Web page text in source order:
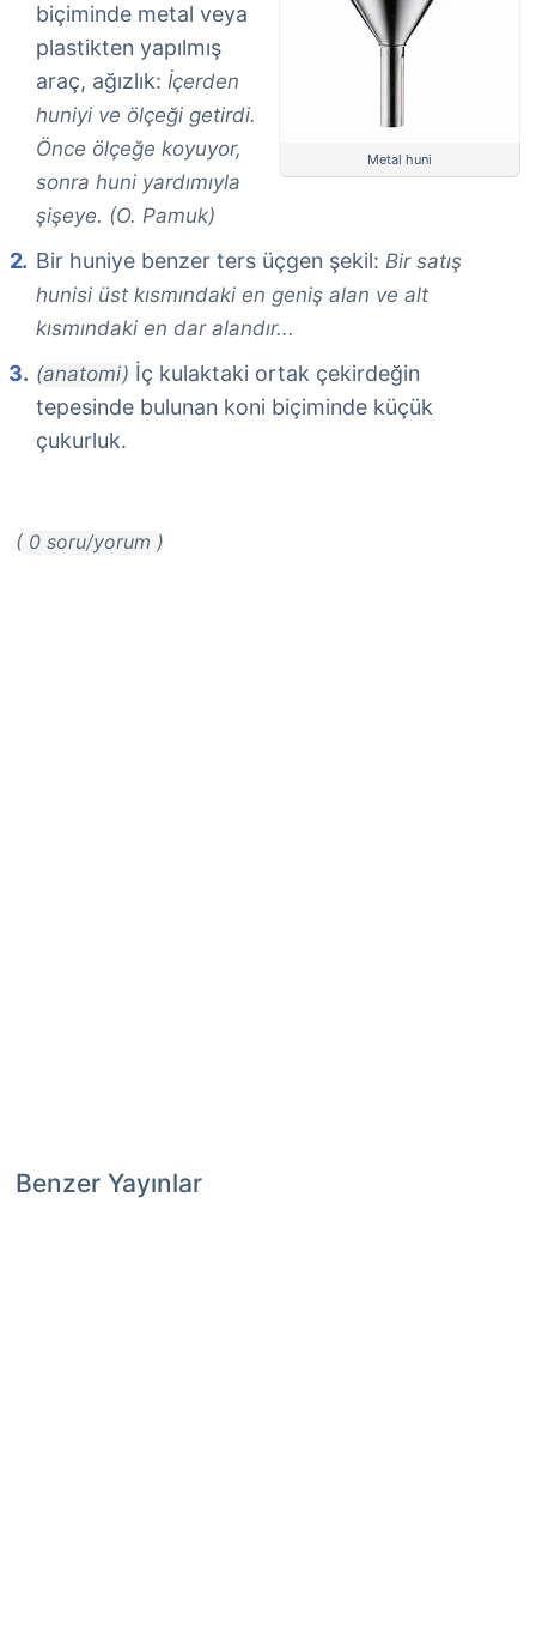
Metal huni
biçiminde metal veya
plastikten yapılmış
araç, ağızlık: İçerden
huniyi ve ölçeği getirdi.
Önce ölçeğe koyuyor,
sonra huni yardımıyla
şişeye. (O. Pamuk)
Bir huniye benzer ters üçgen şekil: Bir satış
hunisi üst kısmındaki en geniş alan ve alt
kısmındaki en dar alandır...
(anatomi) İç kulaktaki ortak çekirdeğin
tepesinde bulunan koni biçiminde küçük
çukurluk.
( 0 soru/yorum )
Benzer Yayınlar